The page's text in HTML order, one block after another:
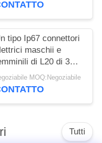
tipo Ip67 connettori
maschii e
di L20 di 3
T
MOQ:Negoziabile
Tutti